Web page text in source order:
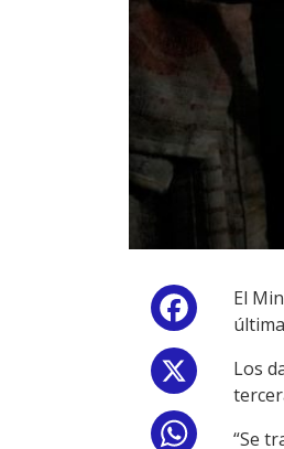
Facebook
El
Los
“Se